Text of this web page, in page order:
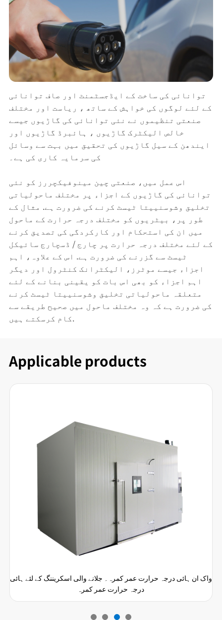
توانائی کی ساخت کے ایڈجسٹمنٹ اور صاف توانائی
کے لئے لوگوں کی خواہش کے ساتھ ، ریاست اور مختلف
صنعتی تنظیموں نے نئی توانائی کی گاڑیوں جیسے
خالص الیکٹرک گاڑیوں ، ہائبرڈ گاڑیوں اور
ایندھن کے سیل گاڑیوں کی تحقیق میں بہت سے وسائل
کی سرمایہ کاری کی ہے۔
اس عمل میں، صنعتی چین مینوفیکچررز کو نئی
توانائی کی گاڑیوں کے اجزاء پر مختلف ماحولیاتی
تخلیق وشوسنییتا ٹیسٹ کرنے کی ضرورت ہے. مثال کے
طور پر، بیٹریوں کو مختلف درجہ حرارت کے ماحول
میں ان کی استحکام اور کارکردگی کی تصدیق کرنے
کے لئے مختلف درجہ حرارت پر چارج / ڈسچارج سائیکل
ٹیسٹ سے گزرنے کی ضرورت ہے. اس کے علاوہ، اہم
اجزاء جیسے موٹرز، الیکٹرانک کنٹرول اور دیگر
اہم اجزاء کو بھی اس بات کو یقینی بنانے کے لئے
متعلقہ ماحولیاتی تخلیق وشوسنییتا ٹیسٹ کرنے
کی ضرورت ہے کہ وہ مختلف ماحول میں صحیح طریقے سے
کام کرسکتے ہیں.
Applicable products
واک ان ہائی درجہ حرارت عمر کمرہ۔ جلانے والی اسکریننگ کے لئے ہائی
درجہ حرارت عمر کمرہ